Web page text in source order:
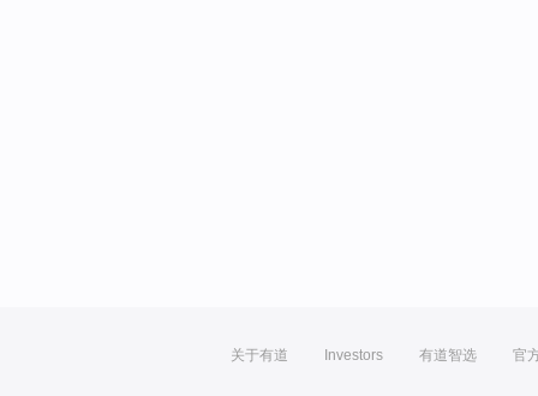
关于有道 Investors 有道智选 官